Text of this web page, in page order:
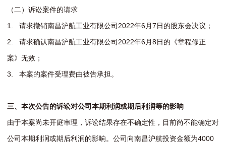
（二）诉讼案件的请求
1. 请求撤销南昌沪航工业有限公司2022年6月7日的股东会决议；
2. 请求确认南昌沪航工业有限公司2022年6月8日的《章程修正
案》无效；
3. 本案的案件受理费由被告承担。
三、本次公告的诉讼对公司本期利润或期后利润等的影响
由于本案尚未开庭审理，诉讼结果存在不确定性，目前尚不能确定对
公司本期利润或期后利润的影响。公司向南昌沪航投资金额为4000